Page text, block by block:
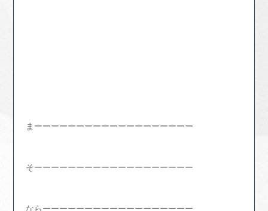
まーーーーーーーーーーーーーーーーーーー
そーーーーーーーーーーーーーーーーーーー
ならーーーーーーーーーーーーーーーーーー